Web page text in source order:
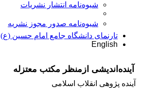
شیوه‌نامه انتشار نشریات
شیوهنامه صدور مجوز نشریه
تارنمای دانشگاه جامع امام حسین (ع)
English
آینده‌اندیشی ازمنظر مکتب معتزله
آینده پژوهی انقلاب اسلامی